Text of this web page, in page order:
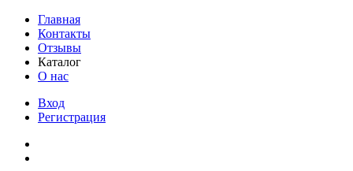
Главная
Контакты
Отзывы
Каталог
О нас
Вход
Регистрация